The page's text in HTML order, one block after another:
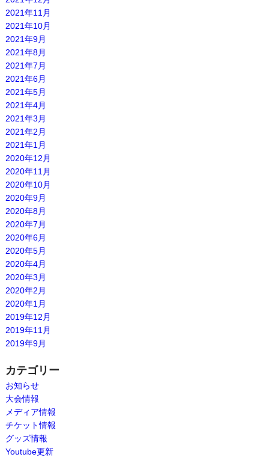
2021年11月
2021年10月
2021年9月
2021年8月
2021年7月
2021年6月
2021年5月
2021年4月
2021年3月
2021年2月
2021年1月
2020年12月
2020年11月
2020年10月
2020年9月
2020年8月
2020年7月
2020年6月
2020年5月
2020年4月
2020年3月
2020年2月
2020年1月
2019年12月
2019年11月
2019年9月
カテゴリー
お知らせ
大会情報
メディア情報
チケット情報
グッズ情報
Youtube更新